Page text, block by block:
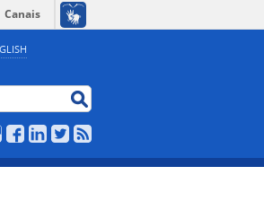
Canais
YouTubeFacebookLinkedIn
Twitter